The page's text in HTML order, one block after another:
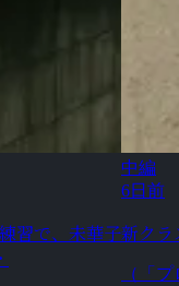
習で、未華子
中編
6日前
新クラ
（「